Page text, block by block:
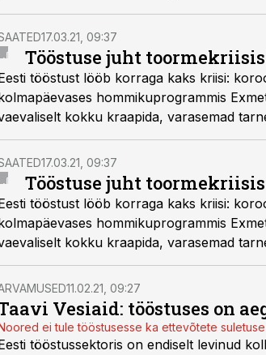
17.03.21, 09:37
Tööstuse juht
tööstust lööb korraga kaks kriisi:
hommikuprogrammis
kokku kraapida, varasemad
17.03.21, 09:37
Tööstuse juht
tööstust lööb korraga kaks kriisi:
hommikuprogrammis
kokku kraapida, varasemad
11.02.21, 09:27
Vesiaid: tööstuses on
ei tule tööstusesse ka ettevõtete
tööstussektoris on endiselt levinud